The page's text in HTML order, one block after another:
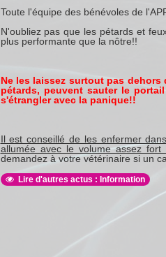
Toute l'équipe des bénévoles de
N'oubliez pas que les pétards et
plus performante que la nôtre!!
Ne les laissez surtout pas
pétards, peuvent sauter le
s'étrangler avec la panique!!
Il est conseillé de les enfermer
allumée avec le volume assez
demandez à votre vétérinaire si un
Lire d'autres actus : Information